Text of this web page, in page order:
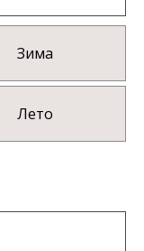
Зима
Лето